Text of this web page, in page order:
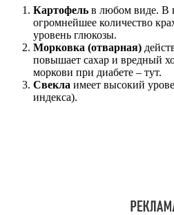
Картофель в любом виде. В
огромнейшее количество
уровень глюкозы.
Морковка (отварная)
повышает сахар и вредный
моркови при диабете – тут.
Свекла имеет высокий
индекса).